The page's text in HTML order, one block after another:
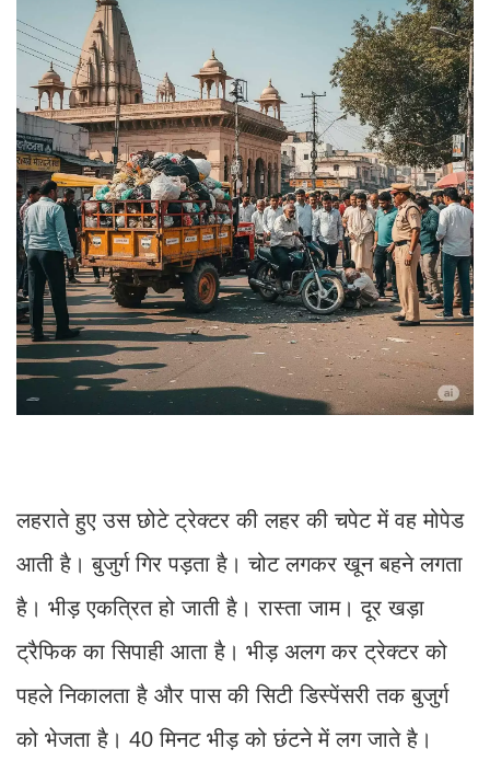
लहराते हुए उस छोटे ट्रेक्टर की लहर की चपेट में वह मोपेड
आती है। बुजुर्ग गिर पड़ता है। चोट लगकर खून बहने लगता
है। भीड़ एकत्रित हो जाती है। रास्ता जाम। दूर खड़ा
ट्रैफिक का सिपाही आता है। भीड़ अलग कर ट्रेक्टर को
पहले निकालता है और पास की सिटी डिस्पेंसरी तक बुजुर्ग
को भेजता है। 40 मिनट भीड़ को छंटने में लग जाते है।